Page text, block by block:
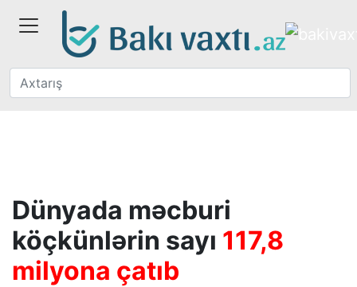
Dünyada məcburi
köçkünlərin sayı 117,8
milyona çatıb